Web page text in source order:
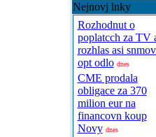
Nejnovj lnky
Rozhodnut o
poplatcch za TV
rozhlas asi
opt odlo dnes
CME prodala
obligace za 370
milion eur na
financovn koup
Novy dnes